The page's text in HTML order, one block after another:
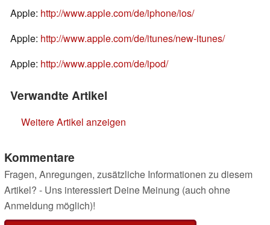
Apple: http://www.apple.com/de/iphone/ios/
Apple: http://www.apple.com/de/itunes/new-itunes/
Apple: http://www.apple.com/de/ipod/
Verwandte Artikel
Weitere Artikel anzeigen
Kommentare
Fragen, Anregungen, zusätzliche Informationen zu diesem
Artikel? - Uns interessiert Deine Meinung (auch ohne
Anmeldung möglich)!